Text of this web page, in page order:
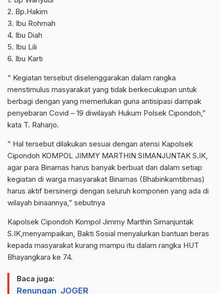
2. Bp.Hakim
3. Ibu Rohmah
4. Ibu Diah
5. Ibu Lili
6. Ibu Karti
“ Kegiatan tersebut diselenggarakan dalam rangka
menstimulus masyarakat yang tidak berkecukupan untuk
berbagi dengan yang memerlukan guna antisipasi dampak
penyebaran Covid – 19 diwilayah Hukum Polsek Cipondoh,”
kata T. Raharjo.
” Hal tersebut dilakukan sesuai dengan atensi Kapolsek
Cipondoh KOMPOL JIMMY MARTHIN SIMANJUNTAK S.IK,
agar para Binamas harus banyak berbuat dan dalam setiap
kegiatan di warga masyarakat Binamas (Bhabinkamtibmas)
harus aktif bersinergi dengan seluruh komponen yang ada di
wilayah binaannya,” sebutnya
Kapolsek Cipondoh Kompol Jimmy Marthin Simanjuntak
S.IK,menyampaikan, Bakti Sosial menyalurkan bantuan beras
kepada masyarakat kurang mampu itu dalam rangka HUT
Bhayangkara ke 74.
Baca juga:
Renungan JOGER